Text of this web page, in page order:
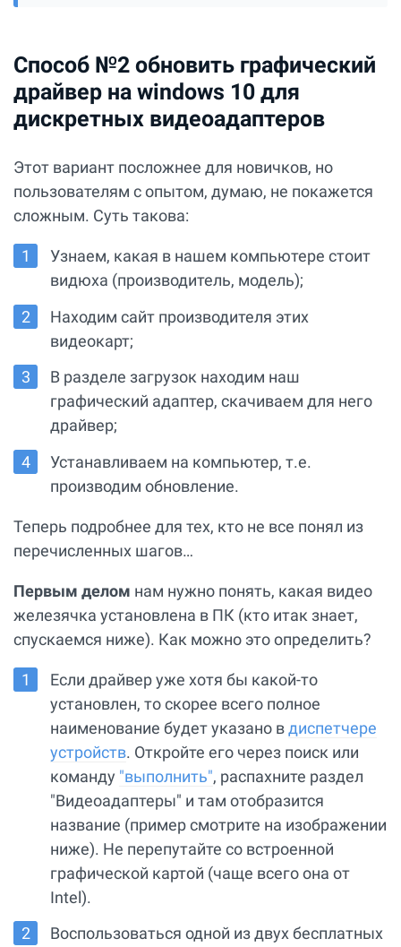
Способ №2 обновить графический
драйвер на windows 10 для
дискретных видеоадаптеров
Этот вариант посложнее для новичков, но
пользователям с опытом, думаю, не покажется
сложным. Суть такова:
Узнаем, какая в нашем компьютере стоит
видюха (производитель, модель);
Находим сайт производителя этих
видеокарт;
В разделе загрузок находим наш
графический адаптер, скачиваем для него
драйвер;
Устанавливаем на компьютер, т.е.
производим обновление.
Теперь подробнее для тех, кто не все понял из
перечисленных шагов…
Первым делом нам нужно понять, какая видео
железячка установлена в ПК (кто итак знает,
спускаемся ниже). Как можно это определить?
Если драйвер уже хотя бы какой-то
установлен, то скорее всего полное
наименование будет указано вдиспетчере
устройств. Откройте его через поиск или
команду "выполнить", распахните раздел
"Видеоадаптеры" и там отобразится
название (пример смотрите на изображении
ниже). Не перепутайте со встроенной
графической картой (чаще всего она от
Intel).
Воспользоваться одной из двух бесплатных